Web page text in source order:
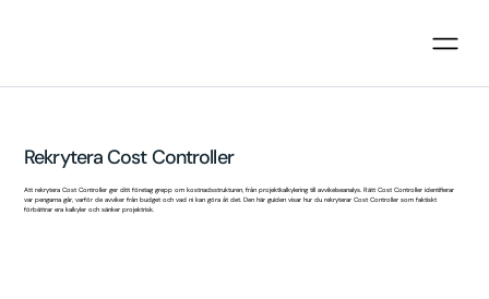
Rekrytera Cost Controller
Att rekrytera Cost Controller ger ditt företag grepp om kostnadsstrukturen, från projektkalkylering till avvikelseanalys. Rätt Cost Controller identifierar
var pengarna går, varför de avviker från budget och vad ni kan göra åt det. Den här guiden visar hur du rekryterar Cost Controller som faktiskt
förbättrar era kalkyler och sänker projektrisk.